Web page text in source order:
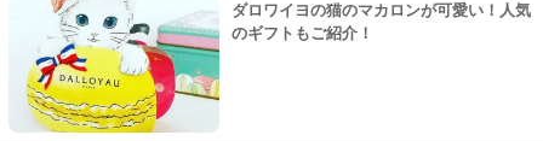
ダロワイヨの猫のマカロンが可愛い！人気
のギフトもご紹介！